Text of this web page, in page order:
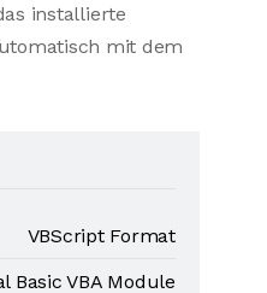
installierte
mit dem
VBScript Format
Basic VBA Module